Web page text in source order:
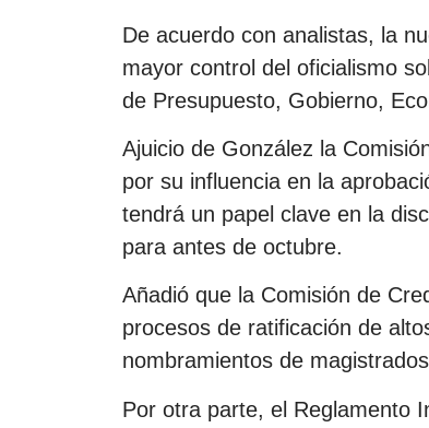
De acuerdo con analistas, la
mayor control del oficialismo
de Presupuesto, Gobierno,
Ajuicio de González la
por su influencia en la
tendrá un papel clave en la
para antes de octubre.
Añadió que la Comisión de
procesos de ratificación de
nombramientos de
Por otra parte, el Reglamento